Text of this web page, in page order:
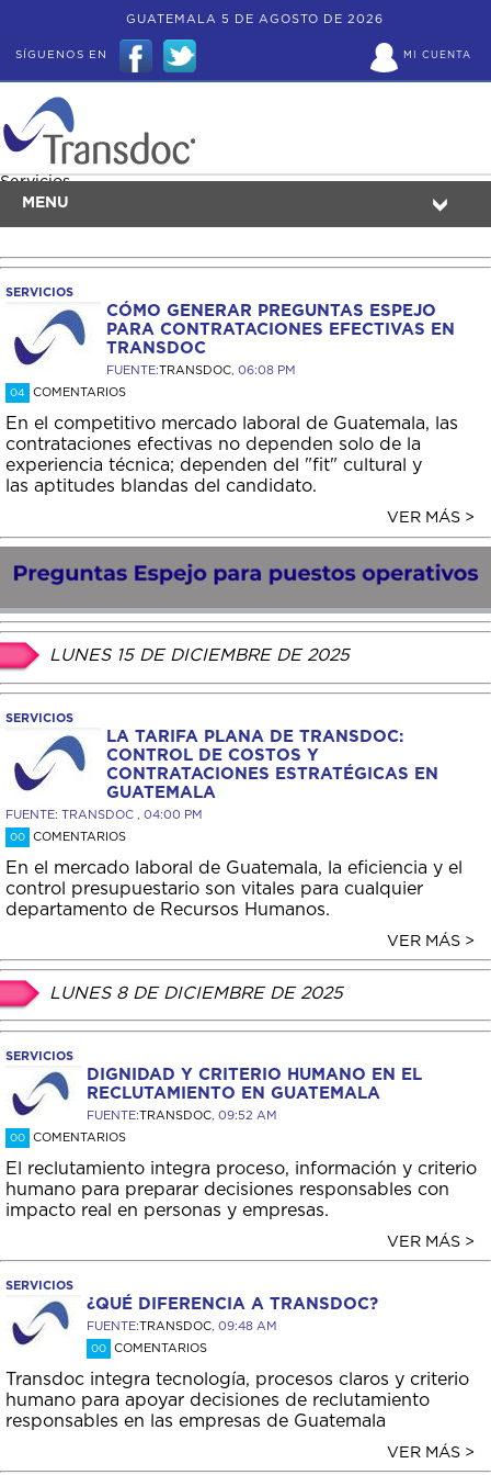
GUATEMALA 5 DE AGOSTO DE 2026
MI CUENTA
SÍGUENOS EN
MENU
Servicios
SERVICIOS
CÓMO GENERAR PREGUNTAS ESPEJO
PARA CONTRATACIONES EFECTIVAS EN
TRANSDOC
FUENTE: TRANSDOC, 06:08 PM
04 COMENTARIOS
En el competitivo mercado laboral de Guatemala, las
contrataciones efectivas no dependen solo de la
experiencia técnica; dependen del "fit" cultural y
las aptitudes blandas del candidato.
VER MÁS >
LUNES 15 DE DICIEMBRE DE 2025
SERVICIOS
LA TARIFA PLANA DE TRANSDOC:
CONTROL DE COSTOS Y
CONTRATACIONES ESTRATÉGICAS EN
GUATEMALA
FUENTE: TRANSDOC , 04:00 PM
00 COMENTARIOS
En el mercado laboral de Guatemala, la eficiencia y el
control presupuestario son vitales para cualquier
departamento de Recursos Humanos.
VER MÁS >
LUNES 8 DE DICIEMBRE DE 2025
SERVICIOS
DIGNIDAD Y CRITERIO HUMANO EN EL
RECLUTAMIENTO EN GUATEMALA
FUENTE:TRANSDOC, 09:52 AM
00 COMENTARIOS
El reclutamiento integra proceso, información y criterio
humano para preparar decisiones responsables con
impacto real en personas y empresas.
VER MÁS >
SERVICIOS
¿QUÉ DIFERENCIA A TRANSDOC?
FUENTE:TRANSDOC, 09:48 AM
00 COMENTARIOS
Transdoc integra tecnología, procesos claros y criterio
humano para apoyar decisiones de reclutamiento
responsables en las empresas de Guatemala
VER MÁS >